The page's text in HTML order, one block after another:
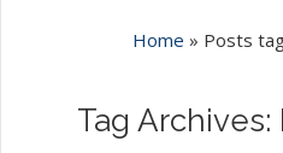
Home » Posts
Tag